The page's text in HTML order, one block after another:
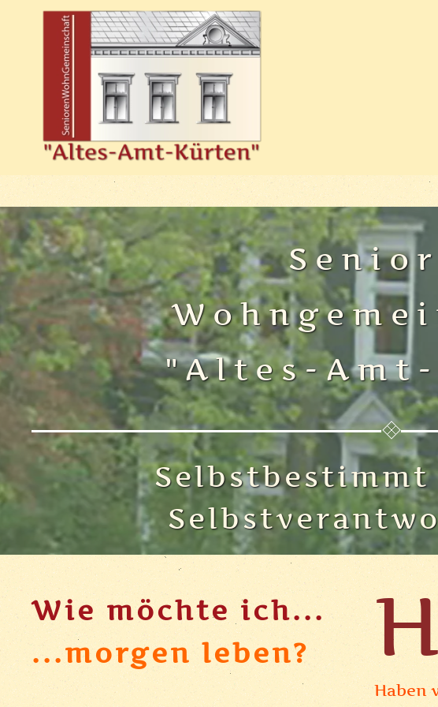
Skip to main content
"Altes-
Wie möchte ich...
...morgen leben?
Haben